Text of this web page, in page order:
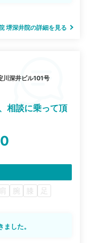
堺深井院の詳細を見る
深井ビル101号
相談に乗って頂
肩 腕 膝 足
した。